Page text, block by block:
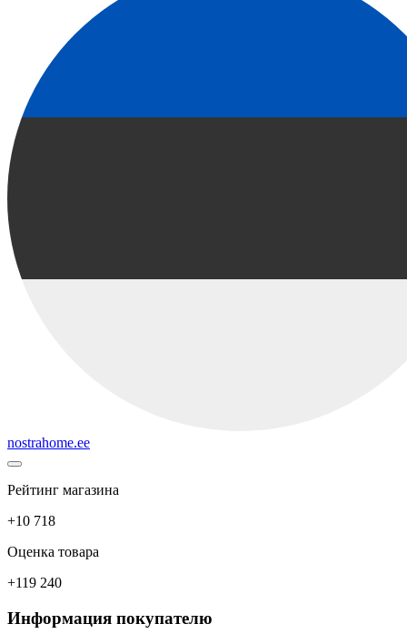
nostrahome.ee
Рейтинг магазина
+10 718
Оценка товара
+119 240
Информация покупателю